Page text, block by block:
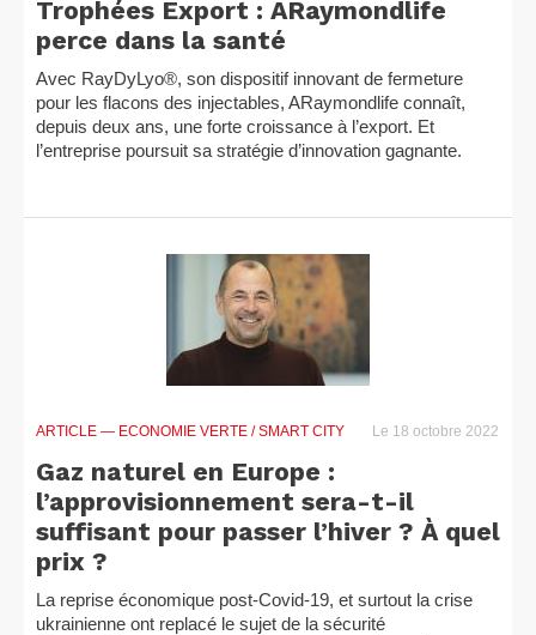
Trophées Export : ARaymondlife
perce dans la santé
Avec RayDyLyo®, son dispositif innovant de fermeture
pour les flacons des injectables, ARaymondlife connaît,
depuis deux ans, une forte croissance à l’export. Et
l’entreprise poursuit sa stratégie d’innovation gagnante.
ARTICLE — ECONOMIE VERTE / SMART CITY Le 18 octobre 2022
Gaz naturel en Europe :
l’approvisionnement sera-t-il
suffisant pour passer l’hiver ? À quel
prix ?
La reprise économique post-Covid-19, et surtout la crise
ukrainienne ont replacé le sujet de la sécurité